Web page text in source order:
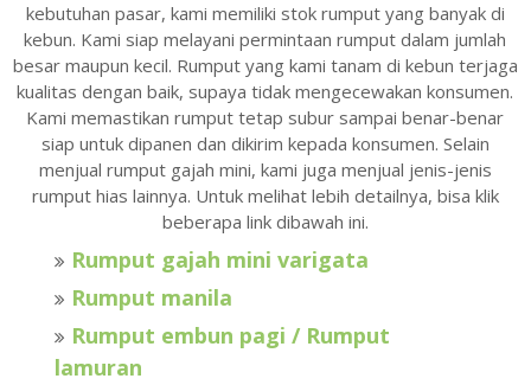
kebutuhan pasar, kami memiliki stok rumput yang banyak di
kebun. Kami siap melayani permintaan rumput dalam jumlah
besar maupun kecil. Rumput yang kami tanam di kebun terjaga
kualitas dengan baik, supaya tidak mengecewakan konsumen.
Kami memastikan rumput tetap subur sampai benar-benar
siap untuk dipanen dan dikirim kepada konsumen. Selain
menjual rumput gajah mini, kami juga menjual jenis-jenis
rumput hias lainnya. Untuk melihat lebih detailnya, bisa klik
beberapa link dibawah ini.
Rumput gajah mini varigata
Rumput manila
Rumput embun pagi / Rumput
lamuran